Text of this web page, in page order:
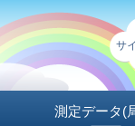
サ
測定データ(